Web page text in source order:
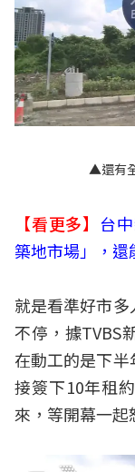
▲還有
【看更多】 台
築地市場」，
就是看準好市
不停，據TVBS
在動工的是下
接簽下10年租
來，等開幕一起